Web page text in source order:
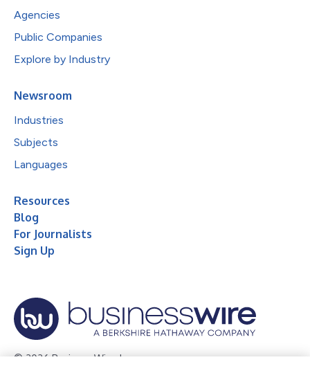
Agencies
Public Companies
Explore by Industry
Newsroom
Industries
Subjects
Languages
Resources
Blog
For Journalists
Sign Up
© 2026 Business Wire, Inc.